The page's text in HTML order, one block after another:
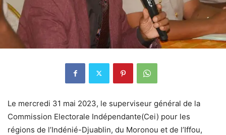
Le mercredi 31 mai 2023, le superviseur général de la
Commission Electorale Indépendante(Cei) pour les
régions de l’Indénié-Djuablin, du Moronou et de l’Iffou,